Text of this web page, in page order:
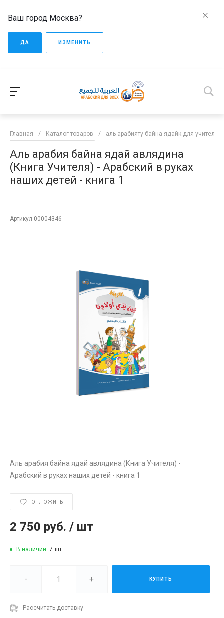
Ваш город Москва?
ДА ИЗМЕНИТЬ
Главная / Каталог товаров / аль арабияту байна ядайк для учителей
Аль арабия байна ядай авлядина
(Книга Учителя) - Арабский в руках
наших детей - книга 1
Артикул 00004346
Аль арабия байна ядай авлядина (Книга Учителя) -
Арабский в руках наших детей - книга 1
ОТЛОЖИТЬ
2 750 руб. / шт
В наличии 7 шт
- + КУПИТЬ
Рассчитать доставку